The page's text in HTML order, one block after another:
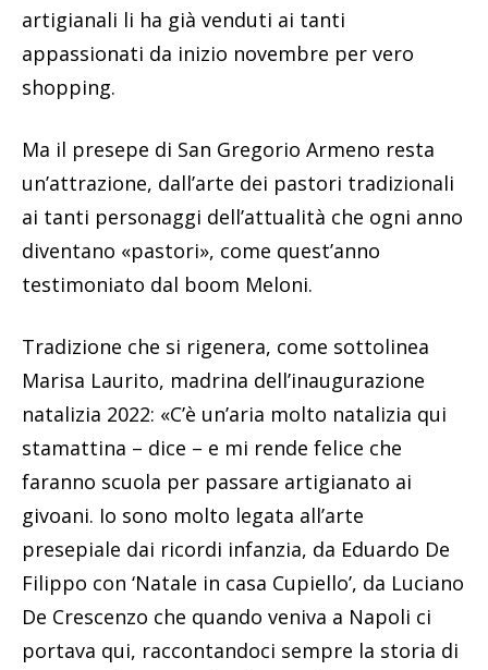
artigianali li ha già venduti ai tanti
appassionati da inizio novembre per vero
shopping.
Ma il presepe di San Gregorio Armeno resta
un’attrazione, dall’arte dei pastori tradizionali
ai tanti personaggi dell’attualità che ogni anno
diventano «pastori», come quest’anno
testimoniato dal boom Meloni.
Tradizione che si rigenera, come sottolinea
Marisa Laurito, madrina dell’inaugurazione
natalizia 2022: «C’è un’aria molto natalizia qui
stamattina – dice – e mi rende felice che
faranno scuola per passare artigianato ai
givoani. Io sono molto legata all’arte
presepiale dai ricordi infanzia, da Eduardo De
Filippo con ‘Natale in casa Cupiello’, da Luciano
De Crescenzo che quando veniva a Napoli ci
portava qui, raccontandoci sempre la storia di